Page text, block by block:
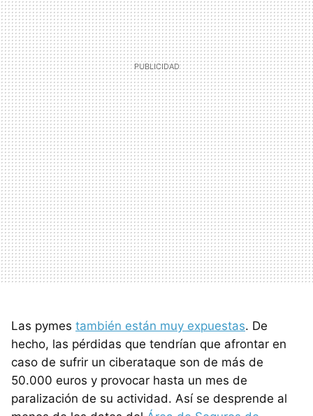
Las pymes también están muy expuestas. De
hecho, las pérdidas que tendrían que afrontar en
caso de sufrir un ciberataque son de más de
50.000 euros y provocar hasta un mes de
paralización de su actividad. Así se desprende al